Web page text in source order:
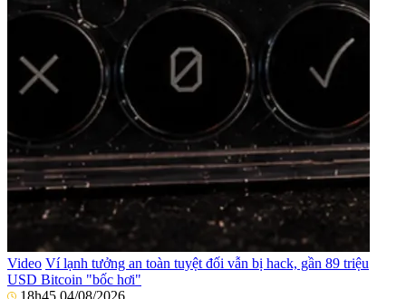
Video Ví lạnh tưởng an toàn tuyệt đối vẫn bị hack, gần 89 triệu
USD Bitcoin "bốc hơi"